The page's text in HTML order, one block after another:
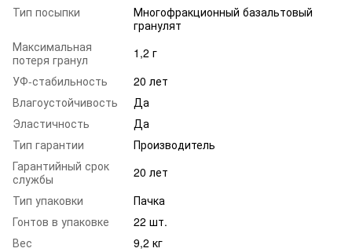
Тип посыпки
Многофракционный базальтовый
гранулят
Максимальная
потеря гранул
1,2 г
УФ-стабильность
20 лет
Влагоустойчивость
Да
Эластичность
Да
Тип гарантии
Производитель
Гарантийный срок
службы
20 лет
Тип упаковки
Пачка
Гонтов в упаковке
22 шт.
Вес
9,2 кг